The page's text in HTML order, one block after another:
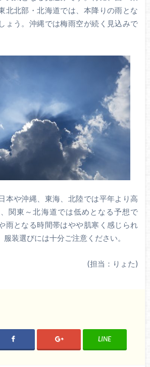
北北部・北海道では、本降りの雨とな
ょう。沖縄では梅雨空が続く見込みで
本や沖縄、東海、北陸では平年より高
関東～北海道では低めとなる予想で
雨となる時間帯はやや肌寒く感じられ
服装選びには十分ご注意ください。
(担当：りょた)
LINE